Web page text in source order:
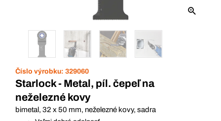
Číslo výrobku: 329060
Starlock - Metal, píl. čepeľ na
neželezné kovy
bimetal, 32 x 50 mm, neželezné kovy, sadra